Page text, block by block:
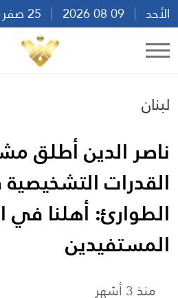
الأحد
لبنان
ناصر الدين أطلق
القدرات
الطوارئ: أهلنا في
المستفيدين
منذ 3 أشهر